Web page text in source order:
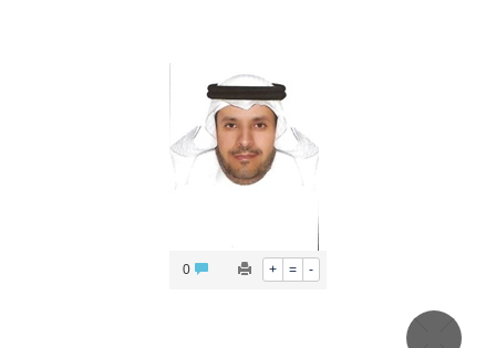
محافظ عفيف يؤدي صلاة عيد الأضحى
+ = -